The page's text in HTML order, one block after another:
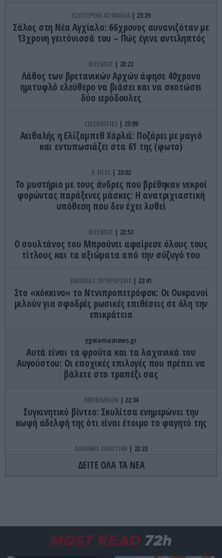
ΕΣΩΤΕΡΙΚΗ ΑΣΦΑΛΕΙΑ 23:29
Σάλος στη Νέα Αγχίαλο: 66χρονος αυνανιζόταν με
13χρονη γειτόνισσά του – Πώς έγινε αντιληπτός
ΚΟΣΜΟΣ 23:22
Λάθος των βρετανικών Αρχών άφησε 40χρονο
ημιτυφλό ελεύθερο να βιάσει και να σκοτώσει
δύο ιερόδουλες
CELEBRITIES 23:09
Αειθαλής η Ελίζαμπεθ Χάρλεϊ: Ποζάρει με μαγιό
και εντυπωσιάζει στα 61 της (φωτο)
X-FILES 23:02
Το μυστήριο με τους άνδρες που βρέθηκαν νεκροί
φορώντας παράξενες μάσκες: Η ανατριχιαστική
υπόθεση που δεν έχει λυθεί
ΚΟΣΜΟΣ 22:53
Ο σουλτάνος του Μπρούνει αφαίρεσε όλους τους
τίτλους και τα αξιώματα από την σύζυγό του
ΕΝΟΠΛΕΣ ΣΥΓΚΡΟΥΣΕΙΣ 22:41
Στο «κόκκινο» το Ντνιπροπετρόφσκ: Οι Ουκρανοί
μιλούν για σφοδρές ρωσικές επιθέσεις σε όλη την
επικράτεια
ygeiamasnews.gr
Αυτά είναι τα φρούτα και τα λαχανικά του
Αυγούστου: Οι εποχικές επιλογές που πρέπει να
βάλετε στο τραπέζι σας
ΠΕΡΙΒΑΛΛΟΝ 22:34
Συγκινητικό βίντεο: Σκυλίτσα ενημερώνει την
κωφή αδελφή της ότι είναι έτοιμο το φαγητό της
ΔΙΕΘΝΗΣ ΠΟΛΙΤΙΚΗ 22:23
ΗΠΑ: Η Γερουσία ενέκρινε νέο πακέτο κυρώσεων
κατά της Ρωσίας
ΔΕΙΤΕ ΟΛΑ ΤΑ ΝΕΑ
MOST READ 72h